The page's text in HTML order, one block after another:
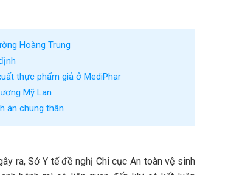
Hoàng Trung
thực phẩm giả ở MediPhar
Mỹ Lan
án chung thân
ra, Sở Y tế đề nghị Chi cục An toàn vệ sinh